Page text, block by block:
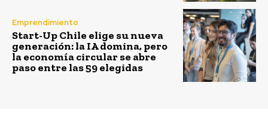
Emprendimiento
Start-Up Chile elige su nueva
generación: la IA domina, pero
la economía circular se abre
paso entre las 59 elegidas